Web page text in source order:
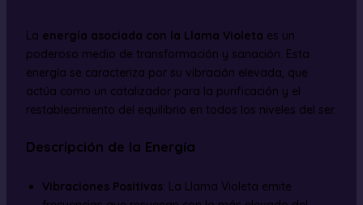
La energía asociada con la Llama Violeta es un
poderoso medio de transformación y sanación. Esta
energía se caracteriza por su vibración elevada, que
actúa como un catalizador para la purificación y el
restablecimiento del equilibrio en todos los niveles del ser.
Descripción de la Energía
Vibraciones Positivas: La Llama Violeta emite